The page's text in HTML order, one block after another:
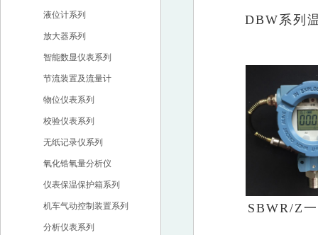
液位计系列
放大器系列
智能数显仪表系列
节流装置及流量计
物位仪表系列
校验仪表系列
无纸记录仪系列
氧化锆氧量分析仪
仪表保温保护箱系列
机车气动控制装置系列
分析仪表系列
DBW系列
SBWR/Z